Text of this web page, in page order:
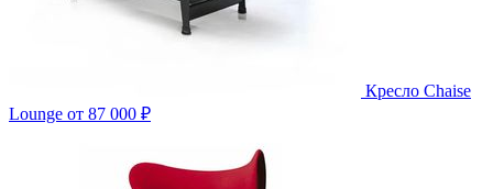
Кресло Chaise
Lounge от 87 000 ₽